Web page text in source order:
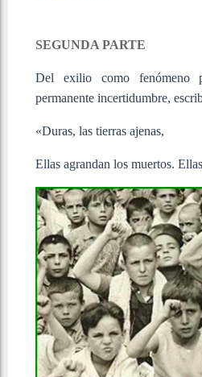
SEGUNDA PARTE
Del exilio como fenómeno
permanente incertidumbre,
«Duras, las tierras ajenas,
Ellas agrandan los muertos.